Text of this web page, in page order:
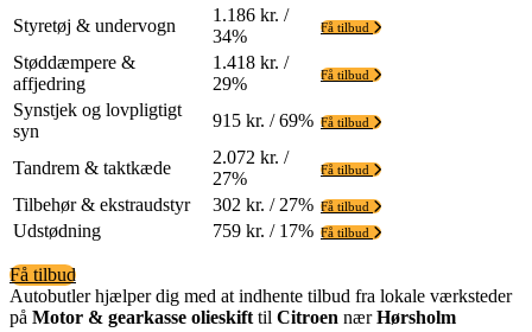
Styretøj & undervogn
1.186 kr. /
34%
Få tilbud
Støddæmpere &
affjedring
1.418 kr. /
29%
Få tilbud
Synstjek og lovpligtigt
syn
915 kr. / 69% Få tilbud
Tandrem & taktkæde
2.072 kr. /
27%
Få tilbud
Tilbehør & ekstraudstyr 302 kr. / 27% Få tilbud
Udstødning 759 kr. / 17% Få tilbud
Få tilbud
Autobutler hjælper dig med at indhente tilbud fra lokale værksteder
på Motor & gearkasse olieskift til Citroen nærHørsholm